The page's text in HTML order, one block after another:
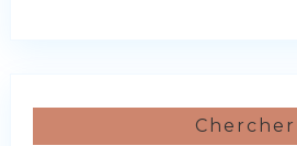
Chercher